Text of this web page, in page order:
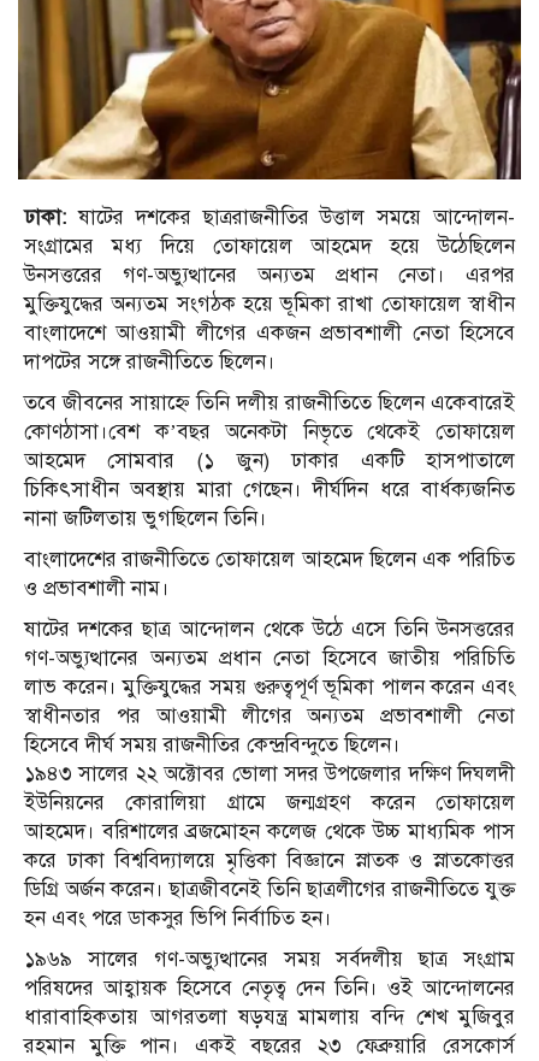
ঢাকা:ষাটের দশকের ছাত্ররাজনীতির উত্তাল সময়ে আন্দোলন-
সংগ্রামের মধ্য দিয়ে তোফায়েল আহমেদ হয়ে উঠেছিলেন
উনসত্তরের গণ-অভ্যুত্থানের অন্যতম প্রধান নেতা। এরপর
মুক্তিযুদ্ধের অন্যতম সংগঠক হয়ে ভূমিকা রাখা তোফায়েল স্বাধীন
বাংলাদেশে আওয়ামী লীগের একজন প্রভাবশালী নেতা হিসেবে
দাপটের সঙ্গে রাজনীতিতে ছিলেন।
তবে জীবনের সায়াহ্নে তিনি দলীয় রাজনীতিতে ছিলেন একেবারেই
কোণঠাসা।বেশ ক’বছর অনেকটা নিভৃতে থেকেই তোফায়েল
আহমেদ সোমবার (১ জুন) ঢাকার একটি হাসপাতালে
চিকিৎসাধীন অবস্থায় মারা গেছেন। দীর্ঘদিন ধরে বার্ধক্যজনিত
নানা জটিলতায় ভুগছিলেন তিনি।
বাংলাদেশের রাজনীতিতে তোফায়েল আহমেদ ছিলেন এক পরিচিত
ও প্রভাবশালী নাম।
ষাটের দশকের ছাত্র আন্দোলন থেকে উঠে এসে তিনি উনসত্তরের
গণ-অভ্যুত্থানের অন্যতম প্রধান নেতা হিসেবে জাতীয় পরিচিতি
লাভ করেন। মুক্তিযুদ্ধের সময় গুরুত্বপূর্ণ ভূমিকা পালন করেন এবং
স্বাধীনতার পর আওয়ামী লীগের অন্যতম প্রভাবশালী নেতা
হিসেবে দীর্ঘ সময় রাজনীতির কেন্দ্রবিন্দুতে ছিলেন।
১৯৪৩ সালের ২২ অক্টোবর ভোলা সদর উপজেলার দক্ষিণ দিঘলদী
ইউনিয়নের কোরালিয়া গ্রামে জন্মগ্রহণ করেন তোফায়েল
আহমেদ। বরিশালের ব্রজমোহন কলেজ থেকে উচ্চ মাধ্যমিক পাস
করে ঢাকা বিশ্ববিদ্যালয়ে মৃত্তিকা বিজ্ঞানে স্নাতক ও স্নাতকোত্তর
ডিগ্রি অর্জন করেন। ছাত্রজীবনেই তিনি ছাত্রলীগের রাজনীতিতে যুক্ত
হন এবং পরে ডাকসুর ভিপি নির্বাচিত হন।
১৯৬৯ সালের গণ-অভ্যুত্থানের সময় সর্বদলীয় ছাত্র সংগ্রাম
পরিষদের আহ্বায়ক হিসেবে নেতৃত্ব দেন তিনি। ওই আন্দোলনের
ধারাবাহিকতায় আগরতলা ষড়যন্ত্র মামলায় বন্দি শেখ মুজিবুর
রহমান মুক্তি পান। একই বছরের ২৩ ফেব্রুয়ারি রেসকোর্স